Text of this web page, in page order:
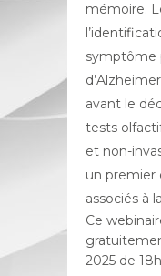
mémoire.
symptôme
avant le
tests
et non-
un premier
associés à
Ce
2025 de